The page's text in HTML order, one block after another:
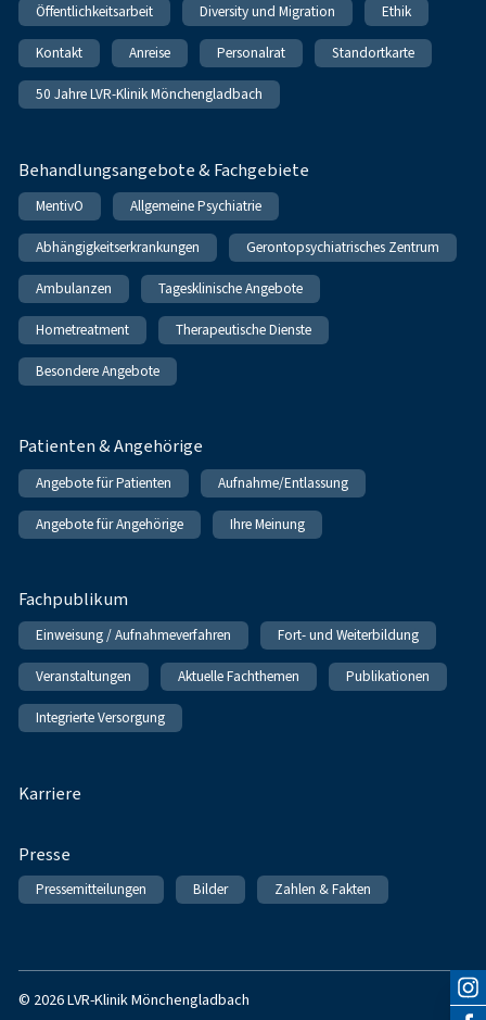
Öffentlichkeitsarbeit Diversity und Migration Ethik
Kontakt Anreise Personalrat Standortkarte
50 Jahre LVR-Klinik Mönchengladbach
Behandlungsangebote & Fachgebiete
MentivO Allgemeine Psychiatrie
Abhängigkeitserkrankungen Gerontopsychiatrisches Zentrum
Ambulanzen Tagesklinische Angebote
Hometreatment Therapeutische Dienste
Besondere Angebote
Patienten & Angehörige
Angebote für Patienten Aufnahme/Entlassung
Angebote für Angehörige Ihre Meinung
Fachpublikum
Einweisung / Aufnahmeverfahren Fort- und Weiterbildung
Veranstaltungen Aktuelle Fachthemen Publikationen
Integrierte Versorgung
Karriere
Presse
Pressemitteilungen Bilder Zahlen & Fakten
© 2026 LVR-Klinik Mönchengladbach